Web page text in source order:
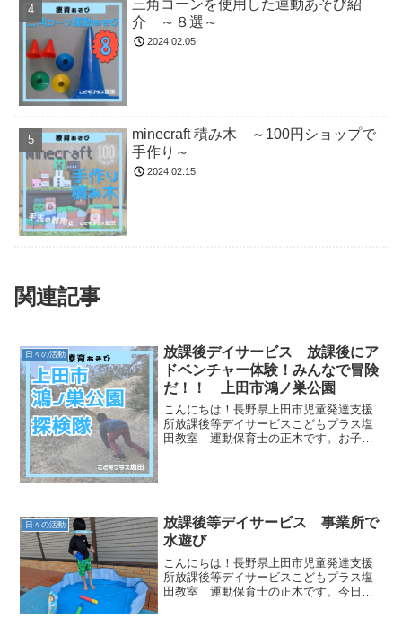
三角コーンを使用した運動あそび紹
介 ～８選～
2024.02.05
minecraft 積み木 ～100円ショップで
手作り～
2024.02.15
関連記事
日々の活動
放課後デイサービス 放課後にア
ドベンチャー体験！みんなで冒険
だ！！ 上田市鴻ノ巣公園
こんにちは！長野県上田市児童発達支援
所放課後等デイサービスこどもプラス塩
田教室 運動保育士の正木です。お子さ
日々の活動
放課後等デイサービス 事業所で
水遊び
こんにちは！長野県上田市児童発達支援
所放課後等デイサービスこどもプラス塩
田教室 運動保育士の正木です。今日は